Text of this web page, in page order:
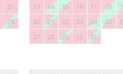
21
28
13
14 15 16 17 18
20
21 22 23 24 25
27
28 29 30 31